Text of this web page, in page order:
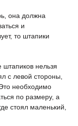
она должна
и
то штапики
штапиков нельзя
с левой стороны,
необходимо
по размеру, а
стоял маленький,